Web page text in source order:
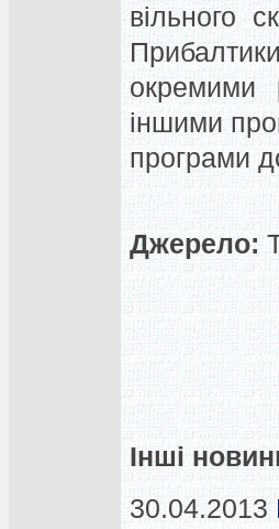
вільного
окремими
іншими
програми
Джерело:
Інші
30.04.2013